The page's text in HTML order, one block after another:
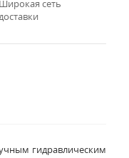
Широкая сеть
гидравлическим